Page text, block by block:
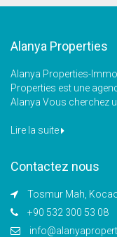
Alanya Properties
Alanya Properties-
Properties est une
Alanya Vous cherchez
Lire la suite
Contactez nous
Tosmur Mah,
+90 532 300 53 08